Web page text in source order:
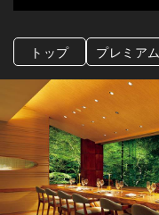
トップ プレミアム